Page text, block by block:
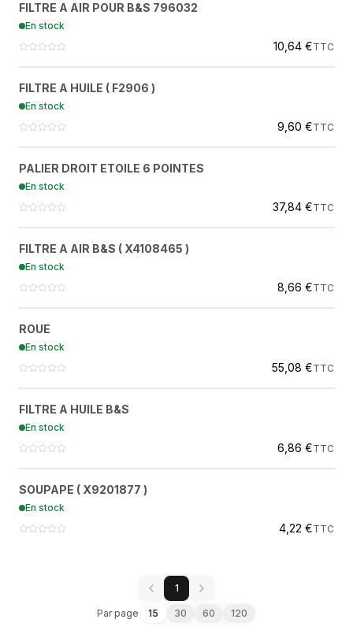
4109774
FILTRE A AIR POUR B&S 796032
En stock
10,64 €TTC
4300407
FILTRE A HUILE ( F2906 )
En stock
9,60 €TTC
?
6500748
PALIER DROIT ETOILE 6 POINTES
En stock
37,84 €TTC
?
4108465
FILTRE A AIR B&S ( X4108465 )
En stock
8,66 €TTC
ROUE
En stock
55,08 €TTC
FILTRE A HUILE B&S
En stock
6,86 €TTC
SOUPAPE ( X9201877 )
En stock
4,22 €TTC
1
Par page 15 30 60 120